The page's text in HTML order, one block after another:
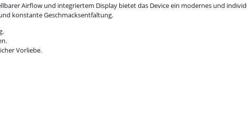
Airflow und integriertem Display bietet das Device ein modernes und
konstante Geschmacksentfaltung.
Vorliebe.